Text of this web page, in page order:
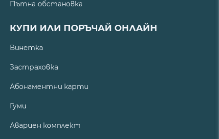
Пътна обстановка
КУПИ ИЛИ ПОРЪЧАЙ ОНЛАЙН
Винетка
Застраховка
Абонаментни карти
Гуми
Авариен комплект